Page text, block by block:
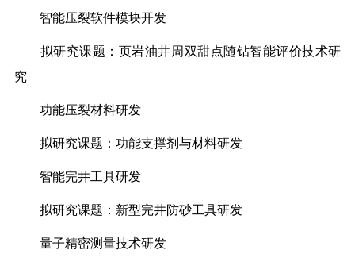
智能压裂软件模块开发
拟研究课题：页岩油井周双甜点随钻智能评价技术研
究
功能压裂材料研发
拟研究课题：功能支撑剂与材料研发
智能完井工具研发
拟研究课题：新型完井防砂工具研发
量子精密测量技术研发